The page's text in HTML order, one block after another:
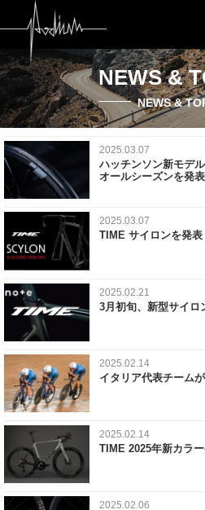
NEWS &
NEWS &
2025.03.07
ハッチンソン新モデ
オールシーズンを発表
2025.03.07
TIME サイロンを発表
2025.02.21
3月初旬、新型サイロ
2025.02.14
イタリア代表チーム
2025.02.14
TIME 2025年新カラー
2025.02.06